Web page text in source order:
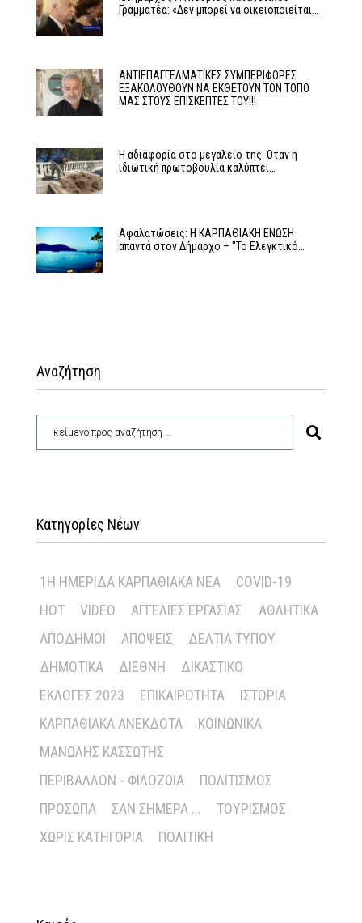
Γραμματέα: «Δεν μπορεί να οικειοποιείται…
ΑΝΤΙΕΠΑΓΓΕΛΜΑΤΙΚΕΣ ΣΥΜΠΕΡΙΦΟΡΕΣ
ΕΞΑΚΟΛΟΥΘΟΥΝ ΝΑ ΕΚΘΕΤΟΥΝ ΤΟΝ ΤΟΠΟ
ΜΑΣ ΣΤΟΥΣ ΕΠΙΣΚΕΠΤΕΣ ΤΟΥ!!!
Η αδιαφορία στο μεγαλείο της: Όταν η
ιδιωτική πρωτοβουλία καλύπτει…
Αφαλατώσεις: Η ΚΑΡΠΑΘΙΑΚΗ ΕΝΩΣΗ
απαντά στον Δήμαρχο – "Το Ελεγκτικό…
Αναζήτηση
Κατηγορίες Νέων
1Η ΗΜΕΡΊΔΑ ΚΑΡΠΑΘΙΑΚΆ ΝΈΑ
COVID-19
HOT
VIDEO ΑΓΓΕΛΊΕΣ ΕΡΓΑΣΊΑΣ
ΑΘΛΗΤΙΚΆ
ΑΠΌΔΗΜΟΙ
ΑΠΌΨΕΙΣ
ΔΕΛΤΊΑ ΤΎΠΟΥ
ΔΗΜΟΤΙΚΆ
ΔΙΕΘΝΉ
ΔΙΚΑΣΤΙΚΌ
ΕΚΛΟΓΈΣ 2023
ΕΠΙΚΑΙΡΌΤΗΤΑ
ΙΣΤΟΡΊΑ
ΚΑΡΠΑΘΙΑΚΆ ΑΝΈΚΔΟΤΑ
ΚΟΙΝΩΝΙΚΆ
ΜΑΝΏΛΗΣ ΚΑΣΣΏΤΗΣ
ΠΕΡΙΒΆΛΛΟΝ - ΦΙΛΟΖΩΊΑ
ΠΟΛΙΤΙΣΜΌΣ
ΠΡΌΣΩΠΑ
ΣΑΝ ΣΉΜΕΡΑ ...
ΤΟΥΡΙΣΜΌΣ
ΧΩΡΊΣ ΚΑΤΗΓΟΡΊΑ
ΠΟΛΙΤΙΚΉ